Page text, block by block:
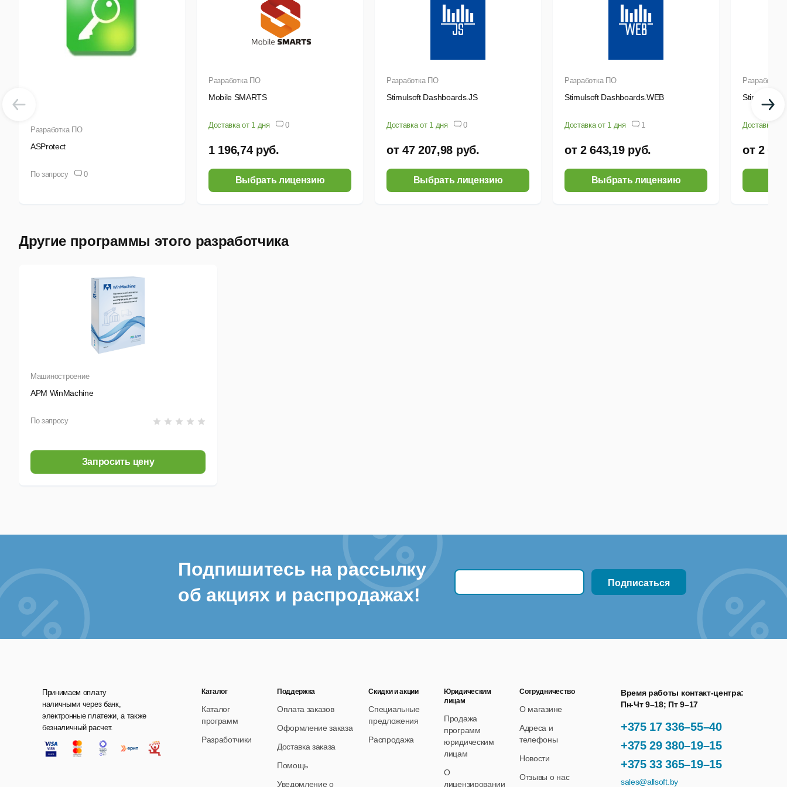
APM Wood
APM Structure3D
Подробная инструкция по установке описана в документе
Разработка ПО
ASProtect
По запросу 0
Разработка ПО
Mobile SMARTS
Доставка от 1 дня 0
1 196,74 руб.
Выбрать лицензию
Разработка ПО
Stimulsoft Dashboards.JS
Доставка от 1 дня 0
от 47 207,98 руб.
Выбрать лицензию
Разработка ПО
Stimulsoft Dashboards.WEB
Доставка от 1 дня 1
от 2 643,19 руб.
Выбрать лицензию
Разработка
Stimulsoft
Доставка от
от 2
Другие программы этого разработчика
Машиностроение
APM WinMachine
По запросу
Запросить цену
Подпишитесь на рассылку
об акциях и распродажах!
Принимаем оплату
наличными через банк,
электронные платежи, а также
безналичный расчет.
+375 17 336–55–40
+375 29 380–19–15
+375 33 365–19–15
Время работы контакт-центра:
Пн-Чт 9–18; Пт 9–17
sales@allsoft.by
Каталог
Каталог
программ
Разработчики
Поддержка
Оплата заказов
Оформление заказа
Доставка заказа
Помощь
Уведомление о
Скидки и акции
Специальные
предложения
Распродажа
Юридическим
лицам
Продажа
программ
юридическим
лицам
О
лицензировании
Сотрудничество
О магазине
Адреса и
телефоны
Новости
Отзывы о нас